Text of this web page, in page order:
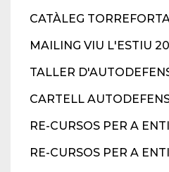
CATÀLEG
MAILING VIU L'ESTIU
TALLER
CARTELL
RE-CURSOS PER A
RE-CURSOS PER A